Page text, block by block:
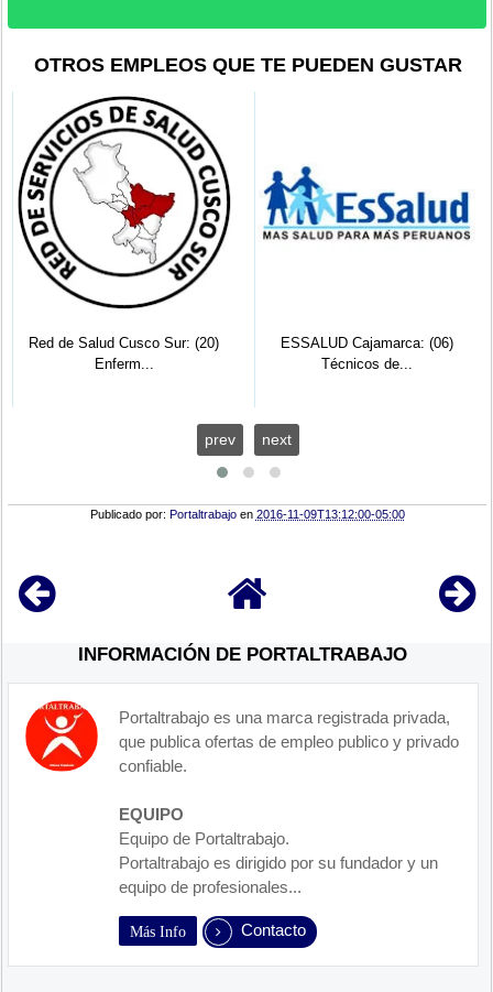
OTROS EMPLEOS QUE TE PUEDEN GUSTAR
Red de Salud Cusco Sur: (20)
Enferm...
ESSALUD Cajamarca: (06)
Técnicos de...
prev next
Publicado por: Portaltrabajo en 2016-11-09T13:12:00-05:00
INFORMACIÓN DE PORTALTRABAJO
Portaltrabajo es una marca registrada privada,
que publica ofertas de empleo publico y privado
confiable.
EQUIPO
Equipo de Portaltrabajo.
Portaltrabajo es dirigido por su fundador y un
equipo de profesionales...
Más Info Contacto